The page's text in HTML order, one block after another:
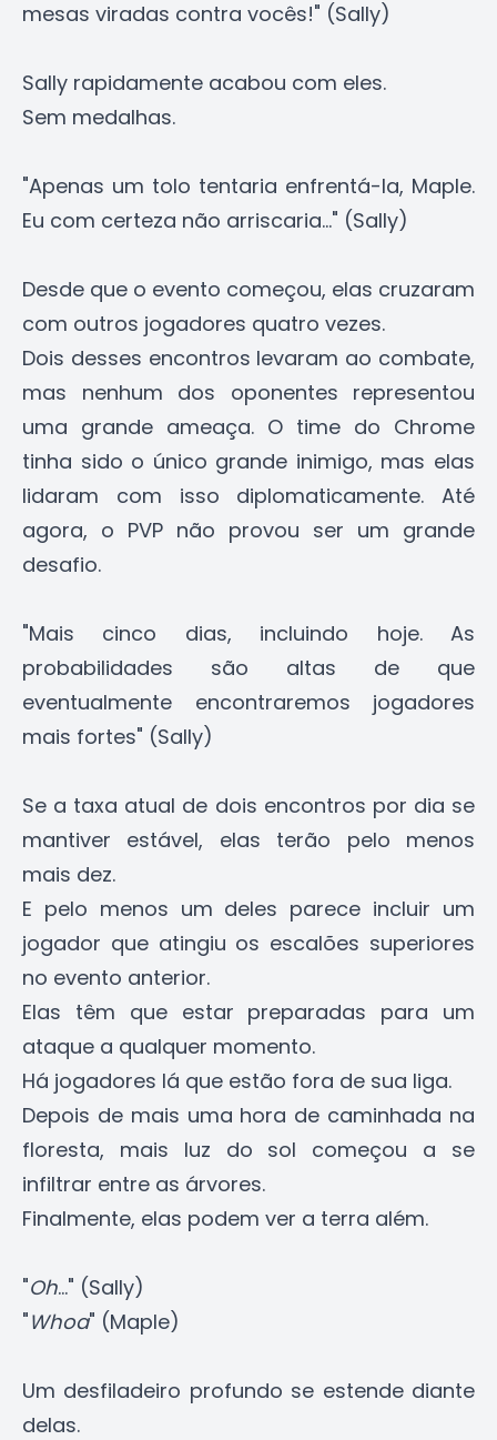
mesas viradas contra vocês!" (Sally)
Sally rapidamente acabou com eles.
Sem medalhas.
"Apenas um tolo tentaria enfrentá-la, Maple.
Eu com certeza não arriscaria..." (Sally)
Desde que o evento começou, elas cruzaram
com outros jogadores quatro vezes.
Dois desses encontros levaram ao combate,
mas nenhum dos oponentes representou
uma grande ameaça. O time do Chrome
tinha sido o único grande inimigo, mas elas
lidaram com isso diplomaticamente. Até
agora, o PVP não provou ser um grande
desafio.
"Mais cinco dias, incluindo hoje. As
probabilidades são altas de que
eventualmente encontraremos jogadores
mais fortes" (Sally)
Se a taxa atual de dois encontros por dia se
mantiver estável, elas terão pelo menos
mais dez.
E pelo menos um deles parece incluir um
jogador que atingiu os escalões superiores
no evento anterior.
Elas têm que estar preparadas para um
ataque a qualquer momento.
Há jogadores lá que estão fora de sua liga.
Depois de mais uma hora de caminhada na
floresta, mais luz do sol começou a se
infiltrar entre as árvores.
Finalmente, elas podem ver a terra além.
"Oh..." (Sally)
"Whoa" (Maple)
Um desfiladeiro profundo se estende diante
delas.